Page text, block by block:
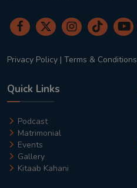
Privacy Policy | Terms & Conditions
Quick Links
Podcast
Matrimonial
Events
Gallery
Kitaab Kahani